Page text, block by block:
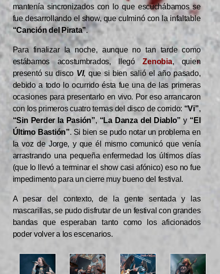
mantenía sincronizados con lo que escuchábamos se
fue desarrollando el show, que culminó con la infaltable
“Canción del Pirata”.
Para finalizar la noche, aunque no tan tarde como
estábamos acostumbrados, llegóZenobia, quien
presentó su disco VI, que si bien salió el año pasado,
debido a todo lo ocurrido ésta fue una de las primeras
ocasiones para presentarlo en vivo. Por eso arrancaron
con los primeros cuatro temas del disco de corrido: “Vi”,
“Sin Perder la Pasión”, “La Danza del Diablo” y “El
Último Bastión”. Si bien se pudo notar un problema en
la voz de Jorge, y que él mismo comunicó que venía
arrastrando una pequeña enfermedad los últimos días
(que lo llevó a terminar el show casi afónico) eso no fue
impedimento para un cierre muy bueno del festival.
A pesar del contexto, de la gente sentada y las
mascarillas, se pudo disfrutar de un festival con grandes
bandas que esperaban tanto como los aficionados
poder volver a los escenarios.